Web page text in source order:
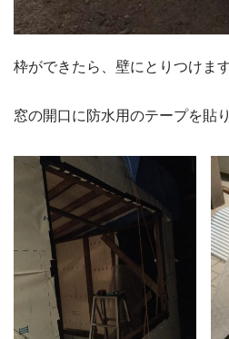
枠ができたら、壁にとりつけます
窓の開口に防水用のテープを貼